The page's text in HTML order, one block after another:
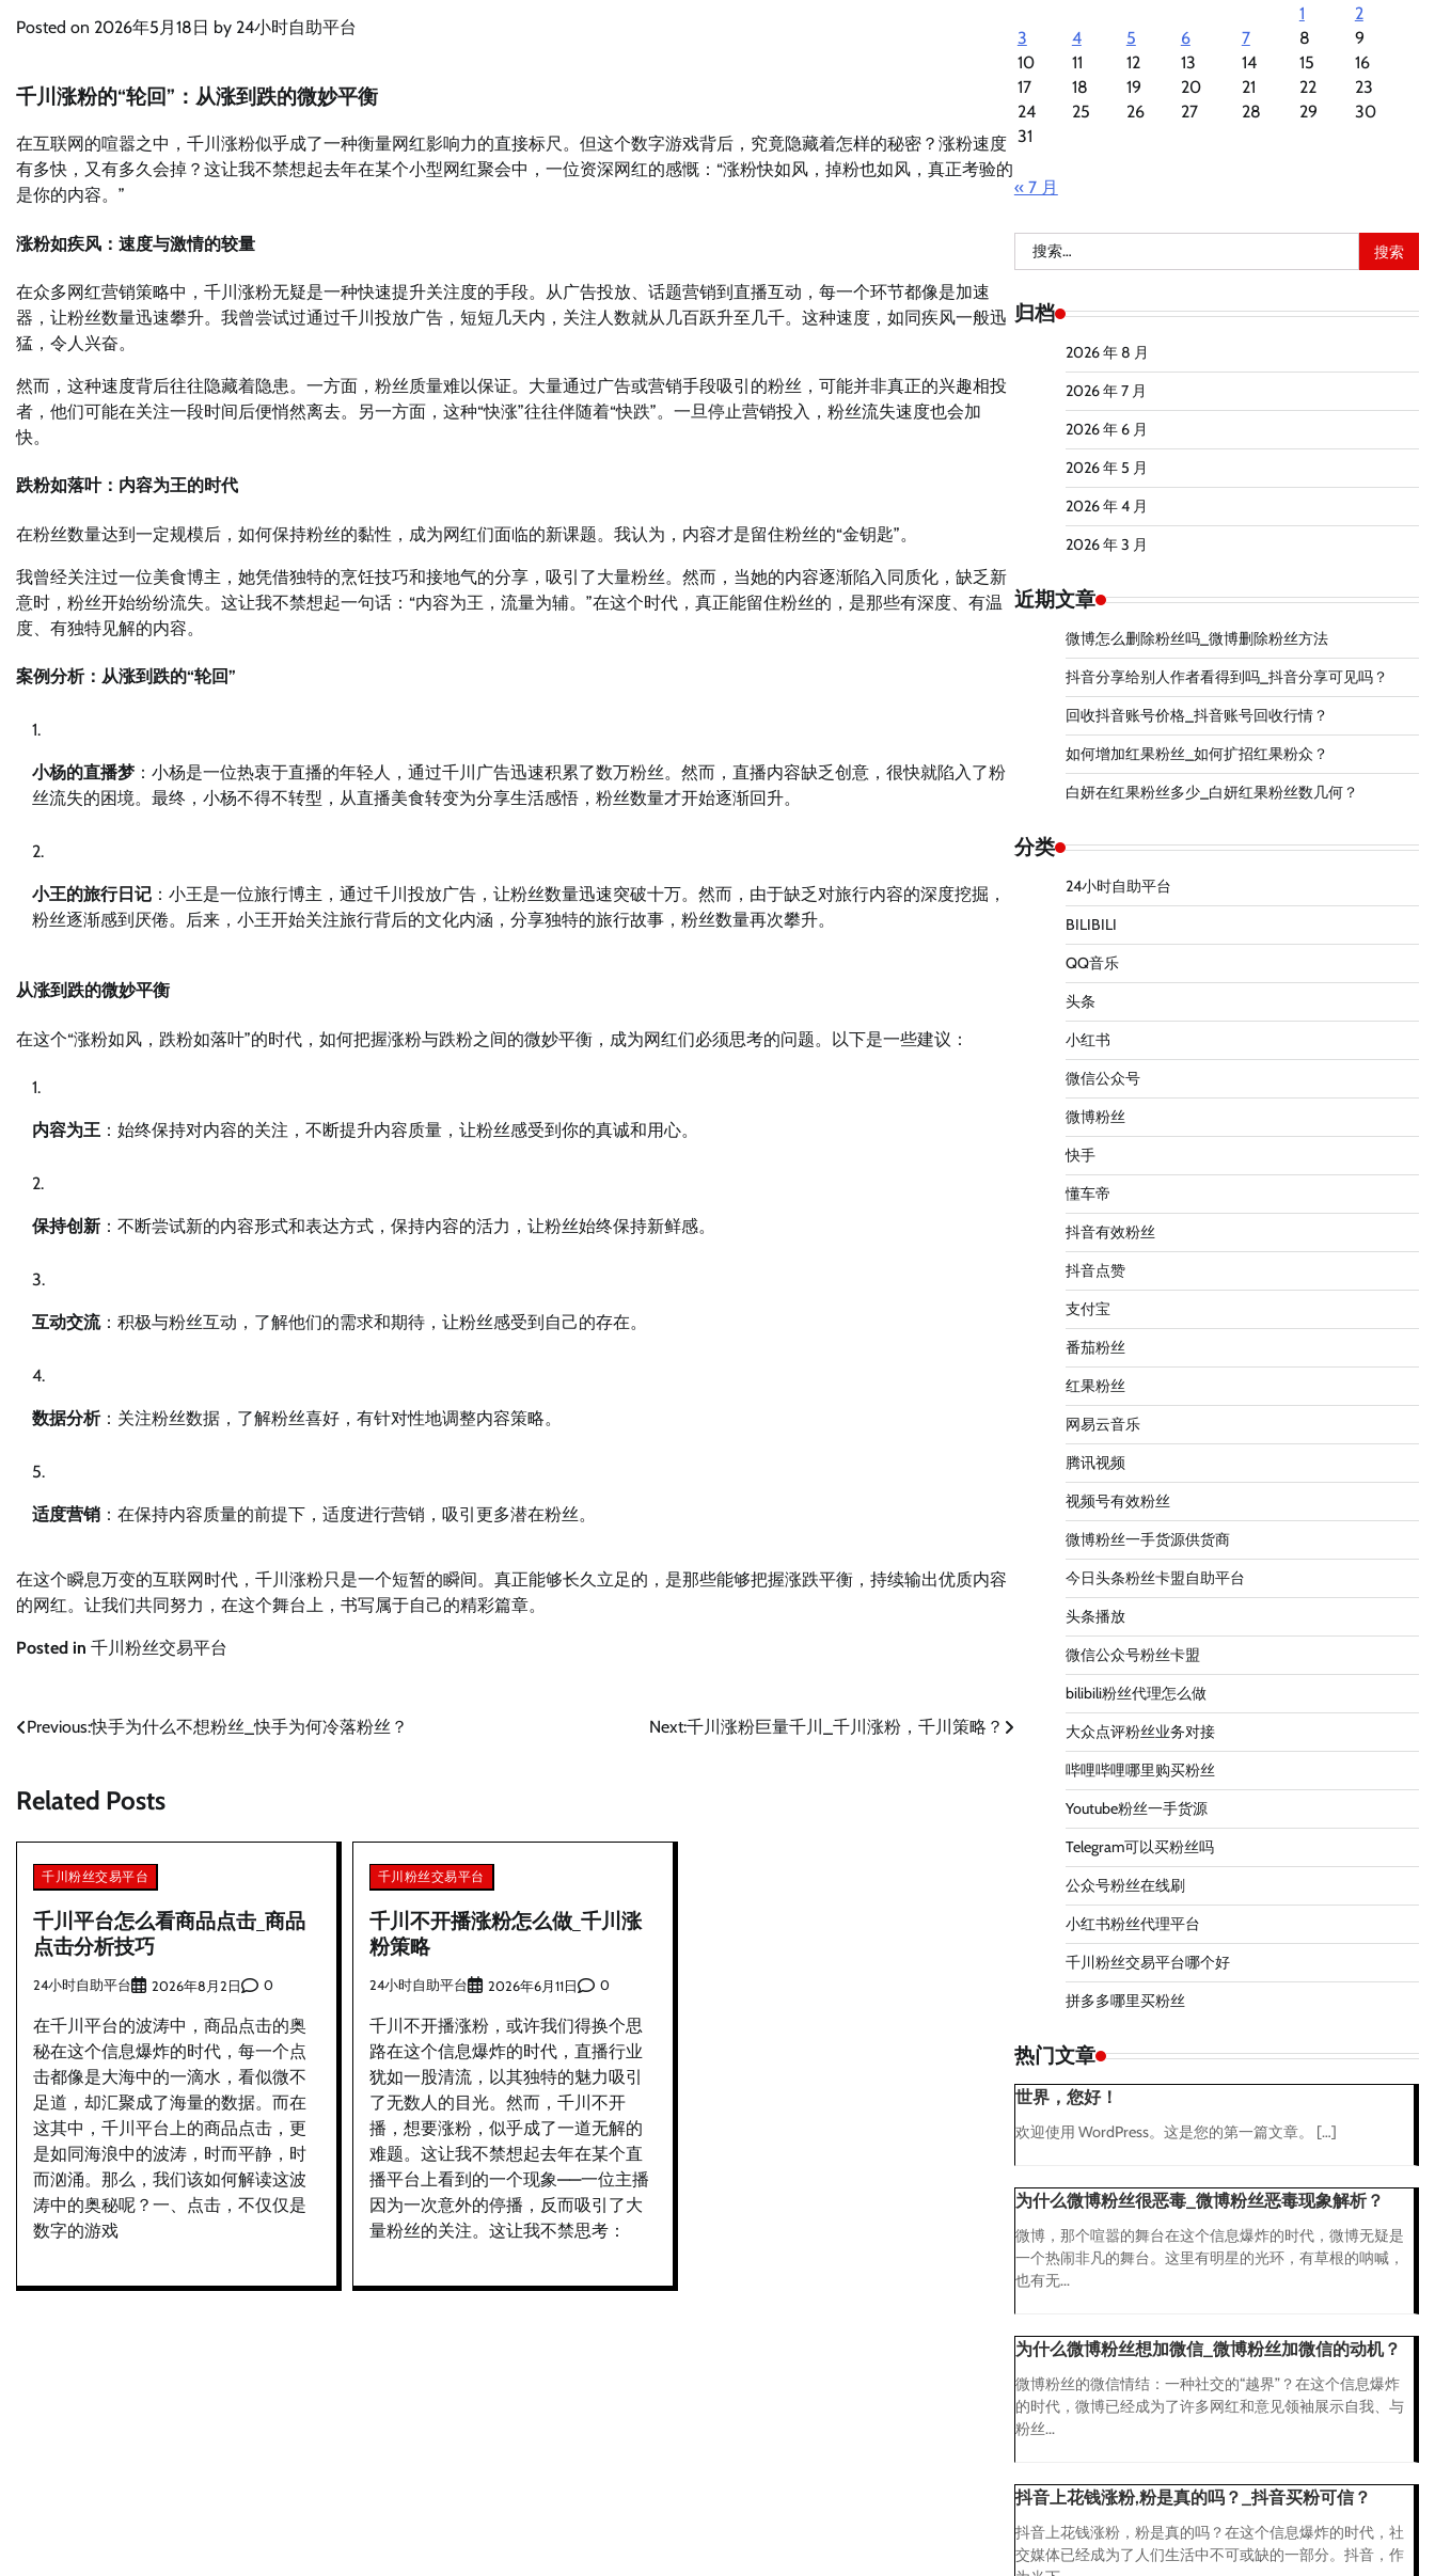
Posted on 2026年5月18日 by 24小时自助平台
千川涨粉的“轮回”：从涨到跌的微妙平衡
在互联网的喧嚣之中，千川涨粉似乎成了一种衡量网红影响力的直接标尺。但这个数字游戏背后，究竟隐藏着怎样的秘密？涨粉速度
有多快，又有多久会掉？这让我不禁想起去年在某个小型网红聚会中，一位资深网红的感慨：“涨粉快如风，掉粉也如风，真正考验的
是你的内容。”
涨粉如疾风：速度与激情的较量
在众多网红营销策略中，千川涨粉无疑是一种快速提升关注度的手段。从广告投放、话题营销到直播互动，每一个环节都像是加速
器，让粉丝数量迅速攀升。我曾尝试过通过千川投放广告，短短几天内，关注人数就从几百跃升至几千。这种速度，如同疾风一般迅
猛，令人兴奋。
然而，这种速度背后往往隐藏着隐患。一方面，粉丝质量难以保证。大量通过广告或营销手段吸引的粉丝，可能并非真正的兴趣相投
者，他们可能在关注一段时间后便悄然离去。另一方面，这种“快涨”往往伴随着“快跌”。一旦停止营销投入，粉丝流失速度也会加
快。
跌粉如落叶：内容为王的时代
在粉丝数量达到一定规模后，如何保持粉丝的黏性，成为网红们面临的新课题。我认为，内容才是留住粉丝的“金钥匙”。
我曾经关注过一位美食博主，她凭借独特的烹饪技巧和接地气的分享，吸引了大量粉丝。然而，当她的内容逐渐陷入同质化，缺乏新
意时，粉丝开始纷纷流失。这让我不禁想起一句话：“内容为王，流量为辅。”在这个时代，真正能留住粉丝的，是那些有深度、有温
度、有独特见解的内容。
案例分析：从涨到跌的“轮回”
小杨的直播梦 ：小杨是一位热衷于直播的年轻人，通过千川广告迅速积累了数万粉丝。然而，直播内容缺乏创意，很快就陷入了粉
丝流失的困境。最终，小杨不得不转型，从直播美食转变为分享生活感悟，粉丝数量才开始逐渐回升。
小王的旅行日记 ：小王是一位旅行博主，通过千川投放广告，让粉丝数量迅速突破十万。然而，由于缺乏对旅行内容的深度挖掘，
粉丝逐渐感到厌倦。后来，小王开始关注旅行背后的文化内涵，分享独特的旅行故事，粉丝数量再次攀升。
从涨到跌的微妙平衡
在这个“涨粉如风，跌粉如落叶”的时代，如何把握涨粉与跌粉之间的微妙平衡，成为网红们必须思考的问题。以下是一些建议：
内容为王 ：始终保持对内容的关注，不断提升内容质量，让粉丝感受到你的真诚和用心。
保持创新 ：不断尝试新的内容形式和表达方式，保持内容的活力，让粉丝始终保持新鲜感。
互动交流：积极与粉丝互动，了解他们的需求和期待，让粉丝感受到自己的存在。
数据分析：关注粉丝数据，了解粉丝喜好，有针对性地调整内容策略。
适度营销 ：在保持内容质量的前提下，适度进行营销，吸引更多潜在粉丝。
在这个瞬息万变的互联网时代，千川涨粉只是一个短暂的瞬间。真正能够长久立足的，是那些能够把握涨跌平衡，持续输出优质内容
的网红。让我们共同努力，在这个舞台上，书写属于自己的精彩篇章。
Posted in 千川粉丝交易平台
文
导
航
Previous:快手为什么不想粉丝_快手为何冷落粉丝？ Next:千川涨粉巨量千川_千川涨粉，千川策略？
Related Posts
千川粉丝交易平台
千川平台怎么看商品点击_商品
点击分析技巧
24小时自助平台 2026年8月2日 0
在千川平台的波涛中，商品点击的奥
秘在这个信息爆炸的时代，每一个点
击都像是大海中的一滴水，看似微不
足道，却汇聚成了海量的数据。而在
这其中，千川平台上的商品点击，更
是如同海浪中的波涛，时而平静，时
而汹涌。那么，我们该如何解读这波
涛中的奥秘呢？一、点击，不仅仅是
数字的游戏
千川粉丝交易平台
千川不开播涨粉怎么做_千川涨
粉策略
24小时自助平台 2026年6月11日 0
千川不开播涨粉，或许我们得换个思
路在这个信息爆炸的时代，直播行业
犹如一股清流，以其独特的魅力吸引
了无数人的目光。然而，千川不开
播，想要涨粉，似乎成了一道无解的
难题。这让我不禁想起去年在某个直
播平台上看到的一个现象——一位主播
因为一次意外的停播，反而吸引了大
量粉丝的关注。这让我不禁思考：
1
2
3
4 5 6 7 8
9
10
11 12 13 14 15
16
17
18 19 20 21 22
23
24
25 26 27 28 29
30
31
« 7 月
索：
归档
2026 年 8 月
2026 年 7 月
2026 年 6 月
2026 年 5 月
2026 年 4 月
2026 年 3 月
近期文章
微博怎么删除粉丝吗_微博删除粉丝方法
抖音分享给别人作者看得到吗_抖音分享可见吗？
回收抖音账号价格_抖音账号回收行情？
如何增加红果粉丝_如何扩招红果粉众？
白妍在红果粉丝多少_白妍红果粉丝数几何？
分类
24小时自助平台
BILIBILI
QQ音乐
头条
小红书
微信公众号
微博粉丝
快手
懂车帝
抖音有效粉丝
抖音点赞
支付宝
番茄粉丝
红果粉丝
网易云音乐
腾讯视频
视频号有效粉丝
微博粉丝一手货源供货商
今日头条粉丝卡盟自助平台
头条播放
微信公众号粉丝卡盟
bilibili粉丝代理怎么做
大众点评粉丝业务对接
哔哩哔哩哪里购买粉丝
Youtube粉丝一手货源
Telegram可以买粉丝吗
公众号粉丝在线刷
小红书粉丝代理平台
千川粉丝交易平台哪个好
拼多多哪里买粉丝
热门文章
世界，您好！
欢迎使用 WordPress。这是您的第一篇文章。 […]
为什么微博粉丝很恶毒_微博粉丝恶毒现象解析？
微博，那个喧嚣的舞台在这个信息爆炸的时代，微博无疑是
一个热闹非凡的舞台。这里有明星的光环，有草根的呐喊，
也有无...
为什么微博粉丝想加微信_微博粉丝加微信的动机？
微博粉丝的微信情结：一种社交的“越界”？在这个信息爆炸
的时代，微博已经成为了许多网红和意见领袖展示自我、与
粉丝...
抖音上花钱涨粉,粉是真的吗？_抖音买粉可信？
抖音上花钱涨粉，粉是真的吗？在这个信息爆炸的时代，社
交媒体已经成为了人们生活中不可或缺的一部分。抖音，作